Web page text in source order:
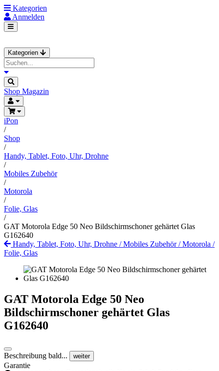
Kategorien
Anmelden
Kategorien
Shop Magazin
iPon
/
Shop
/
Handy, Tablet, Foto, Uhr, Drohne
/
Mobiles Zubehör
/
Motorola
/
Folie, Glas
/
GAT Motorola Edge 50 Neo Bildschirmschoner gehärtet Glas
G162640
Handy, Tablet, Foto, Uhr, Drohne /Mobiles Zubehör/Motorola /
Folie, Glas
GAT Motorola Edge 50 Neo
Bildschirmschoner gehärtet Glas
G162640
Beschreibung bald... weiter
Garantie